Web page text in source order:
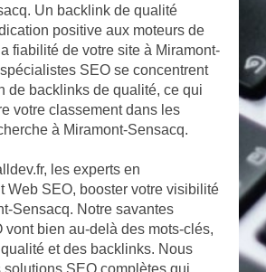
Un backlink de qualité
positive aux moteurs de
fiabilité de votre site à Miramont-
SEO se concentrent
de backlinks de qualité, ce qui
votre classement dans les
à Miramont-Sensacq.
les experts en
Web SEO, booster votre visibilité
Sensacq. Notre savantes
vont bien au-delà des mots-clés,
et des backlinks. Nous